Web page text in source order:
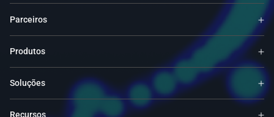
Parceiros
Produtos
Soluções
Recursos